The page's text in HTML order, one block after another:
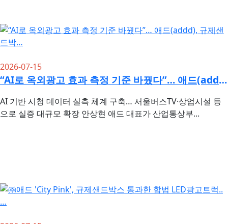
2026-07-15
“AI로 옥외광고 효과 측정 기준 바꿨다”… 애드(addd), 규제샌드박…
AI 기반 시청 데이터 실측 체계 구축… 서울버스TV·상업시설 등
으로 실증 대규모 확장 안상현 애드 대표가 산업통상부...